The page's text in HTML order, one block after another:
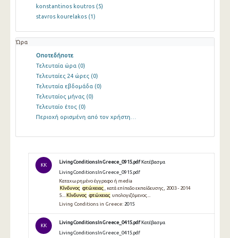
konstantinos koutros (5)
stavros kourelakos (1)
Ώρα
Οποτεδήποτε
Τελευταία ώρα (0)
Τελευταίες 24 ώρες (0)
Τελευταία εβδομάδα (0)
Τελευταίος μήνας (0)
Τελευταίο έτος (0)
Περιοχή ορισμένη από τον χρήστη…
KK
LivingConditionsInGreece_0915.pdf Κατέβασμα
LivingConditionsInGreece_0915.pdf
Καταχωρημένο έγγραφο ή media
Κίνδυνος φτώχειας , κατά επίπεδο εκπαίδευσης, 2003 - 2014
5.... Κίνδυνος φτώχειας υπολογιζόμενος...
Living Conditions in Greece: 2015
KK
LivingConditionsInGreece_0415.pdf Κατέβασμα
LivingConditionsInGreece_0415.pdf